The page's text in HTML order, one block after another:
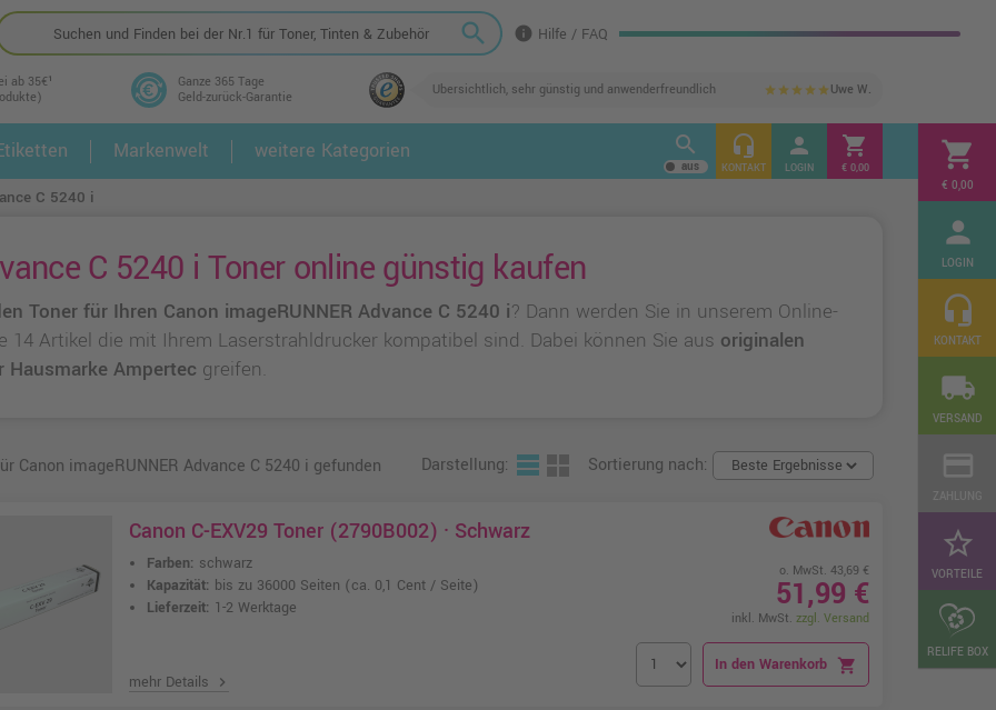
search info Hilfe / FAQ
ab 35€¹
Ganze 365 Tage
Geld-zurück-Garantie
Übersichtlich, sehr günstig und anwenderfreundlich star star star star star Uwe W.
shopping_cart
€ 0,00
person
LOGIN
headset_mic
KONTAKT
local_shipping
VERSAND
star_border
VORTEILE
RELIFE BOX
2.
Markenwelt weitere Kategorien search headset_mic
KONTAKT
person
LOGIN
shopping_cart
€ 0,00
C 5240 i
C 5240 i Toner online günstig kaufen
Toner für Ihren Canon imageRUNNER Advance C 5240 i? Dann werden Sie in unserem Online-
Artikel die mit Ihrem Laserstrahldrucker kompatibel sind. Dabei können Sie aus originalen
Hausmarke Ampertec greifen.
Canon imageRUNNER Advance C 5240 i gefunden Darstellung: Sortierung nach:
Canon C-EXV29 Toner (2790B002) · Schwarz
Farben: schwarz
Kapazität: bis zu 36000 Seiten (ca. 0,1 Cent / Seite)
Lieferzeit: 1-2 Werktage
mehr Details chevron_right
o. MwSt. 43,69 €
51,99 €
inkl. MwSt. zzgl. Versand
In den Warenkorb shopping_cart